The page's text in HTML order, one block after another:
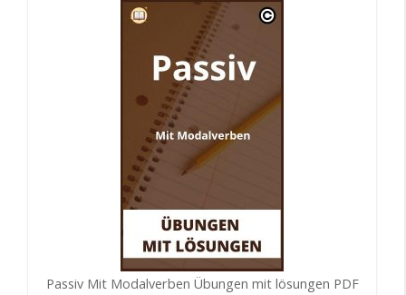
Passiv Mit Modalverben Übungen mit lösungen PDF